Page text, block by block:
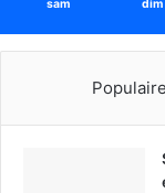
sam dim
Populaire